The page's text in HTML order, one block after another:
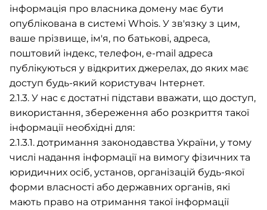
інформація про власника домену має бути
опублікована в системі Whois. У зв'язку з цим,
ваше прізвище, ім'я, по батькові, адреса,
поштовий індекс, телефон, e-mail адреса
публікуються у відкритих джерелах, до яких має
доступ будь-який користувач Інтернет.
2.1.3. У нас є достатні підстави вважати, що доступ,
використання, збереження або розкриття такої
інформації необхідні для:
2.1.3.1. дотримання законодавства України, у тому
числі надання інформації на вимогу фізичних та
юридичних осіб, установ, організацій будь-якої
форми власності або державних органів, які
мають право на отримання такої інформації